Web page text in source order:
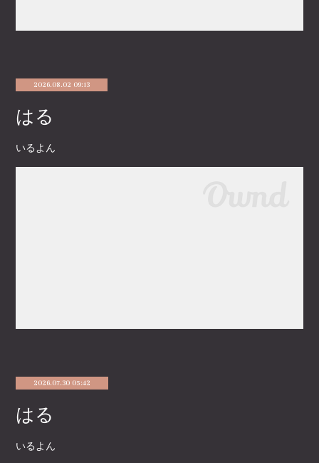
2026.08.02 09:13
はる
いるよん
2026.07.30 05:42
はる
いるよん